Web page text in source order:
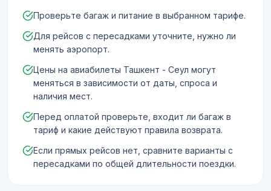
Проверьте багаж и питание в выбранном тарифе.
Для рейсов с пересадками уточните, нужно ли
менять аэропорт.
Цены на авиабилеты Ташкент - Сеул могут
меняться в зависимости от даты, спроса и
наличия мест.
Перед оплатой проверьте, входит ли багаж в
тариф и какие действуют правила возврата.
Если прямых рейсов нет, сравните варианты с
пересадками по общей длительности поездки.